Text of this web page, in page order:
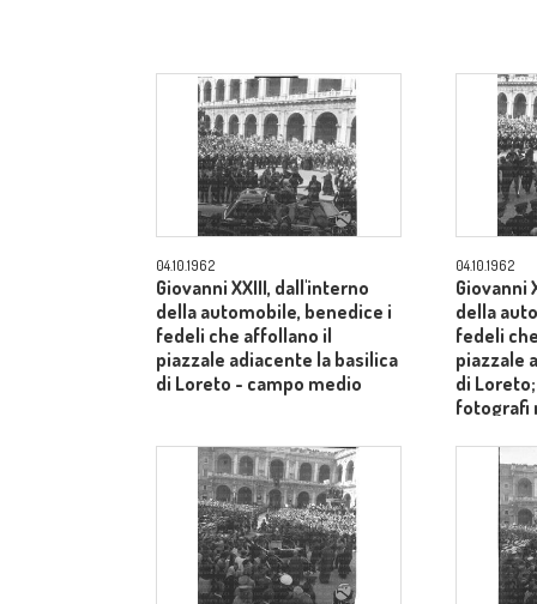
04.10.1962
Giovanni XXIII, dall'interno
della automobile, benedice i
fedeli che affollano il
piazzale adiacente la basilica
di Loreto - campo medio
04.10.1962
Giovanni
della
fedeli
piazzale
di
fotografi